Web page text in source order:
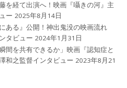
を経て出演へ！映画『囁きの河』主
ー 2025年8月14日
ある』公開！神出鬼没の映画流れ
タビュー 2024年1月31日
間を共有できるか」映画『認知症と
和之監督インタビュー 2023年8月21